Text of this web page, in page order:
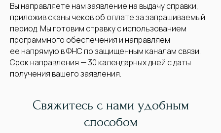
Вы направляете нам заявление на выдачу справки,
приложив сканы чеков об оплате за запрашиваемый
период. Мы готовим справку с использованием
программного обеспечения и направляем
ее напрямую в ФНС по защищенным каналам связи.
Срок направления — 30 календарных дней с даты
получения вашего заявления.
Свяжитесь с нами удобным
способом